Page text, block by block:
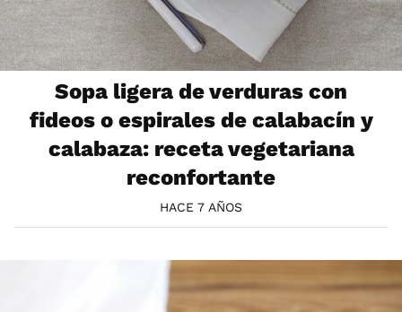
Sopa ligera de verduras con
fideos o espirales de calabacín y
calabaza: receta vegetariana
reconfortante
HACE 7 AÑOS